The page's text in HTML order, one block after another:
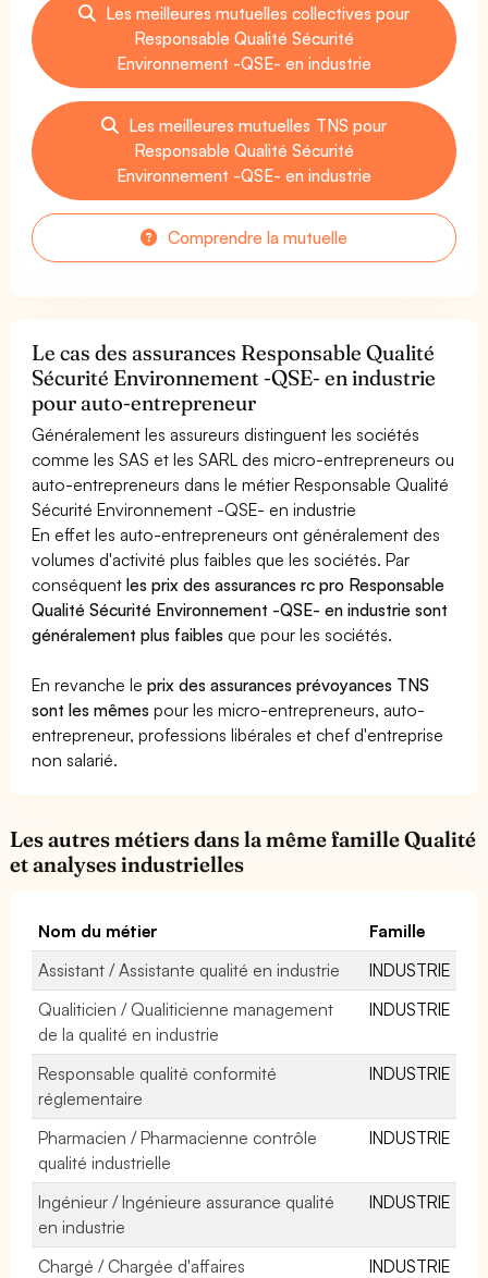
Les meilleures mutuelles collectives pour
Responsable Qualité Sécurité
Environnement -QSE- en industrie
Les meilleures mutuelles TNS pour
Responsable Qualité Sécurité
Environnement -QSE- en industrie
Comprendre la mutuelle
Le cas des assurances Responsable Qualité
Sécurité Environnement -QSE- en industrie
pour auto-entrepreneur
Généralement les assureurs distinguent les sociétés
comme les SAS et les SARL des micro-entrepreneurs ou
auto-entrepreneurs dans le métier Responsable Qualité
Sécurité Environnement -QSE- en industrie
En effet les auto-entrepreneurs ont généralement des
volumes d'activité plus faibles que les sociétés. Par
conséquentles prix des assurances rc pro Responsable
Qualité Sécurité Environnement -QSE- en industrie sont
généralement plus faibles que pour les sociétés.
En revanche leprix des assurances prévoyances TNS
sont les mêmes pour les micro-entrepreneurs, auto-
entrepreneur, professions libérales et chef d'entreprise
non salarié.
Les autres métiers dans la même famille Qualité
et analyses industrielles
Nom du métier
Famille
Assistant / Assistante qualité en industrie
INDUSTRIE
Qualiticien / Qualiticienne management
de la qualité en industrie
INDUSTRIE
Responsable qualité conformité
réglementaire
INDUSTRIE
Pharmacien / Pharmacienne contrôle
qualité industrielle
INDUSTRIE
Ingénieur / Ingénieure assurance qualité
en industrie
INDUSTRIE
Chargé / Chargée d'affaires
INDUSTRIE